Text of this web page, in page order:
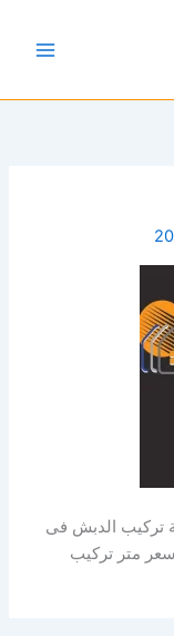
تركيب الدبش فى
متر تركيب